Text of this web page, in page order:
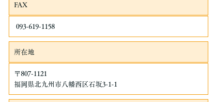
きます。
法令、規範の遵守と見直し
他規範を遵守するとともに、本ポリシーの内容を適宜見直し、そ
の改善に努めます。
FAX
093-619-1158
所在地
〒807-1121
福岡県北九州市八幡西区石坂3-1-1